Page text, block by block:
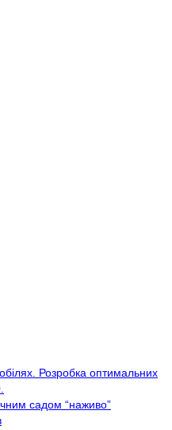
Розробка оптимальних
садом “наживо”